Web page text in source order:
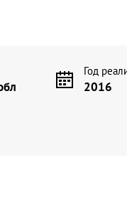
Год
2016